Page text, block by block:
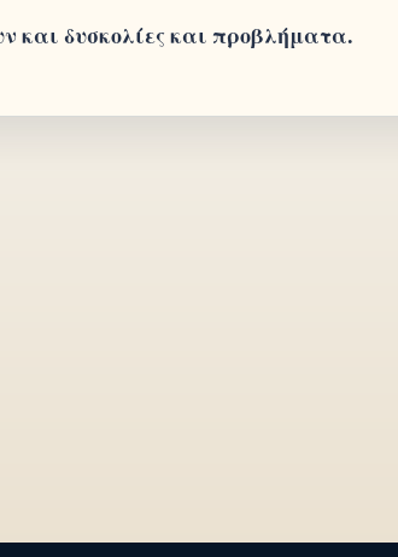
και δυσκολίες και προβλήματα.